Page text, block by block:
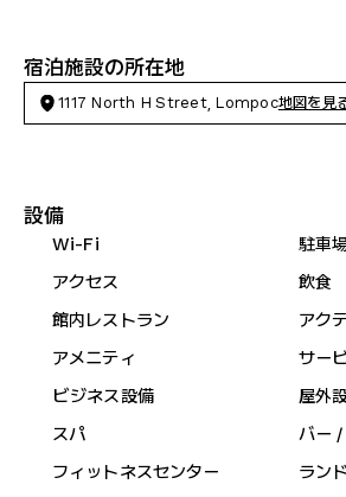
宿泊施設の所在地
1117 North H Street, Lompoc地図を見
設備
Wi-Fi
駐車
アクセス
飲食
館内レストラン
アク
アメニティ
サー
ビジネス設備
屋外
スパ
バー
フィットネスセンター
ラン